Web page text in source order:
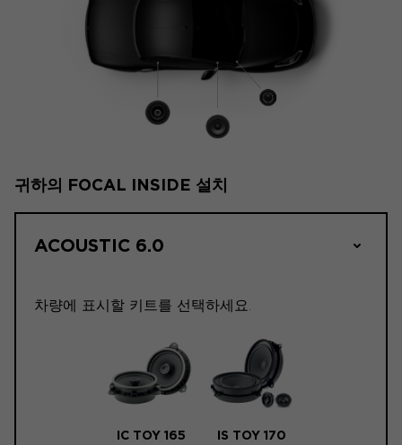
귀하의 FOCAL INSIDE 설치
ACOUSTIC 6.0
차량에 표시할 키트를 선택하세요.
IC TOY 165 IS TOY 170